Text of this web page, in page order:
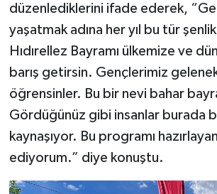
düzenlediklerini ifade ederek,
yaşatmak adına her yıl bu tür
Hıdırellez Bayramı ülkemize ve
barış getirsin. Gençlerimiz
öğrensinler. Bu bir nevi bahar
Gördüğünüz gibi insanlar burada
kaynaşıyor. Bu programı
ediyorum.” diye konuştu.